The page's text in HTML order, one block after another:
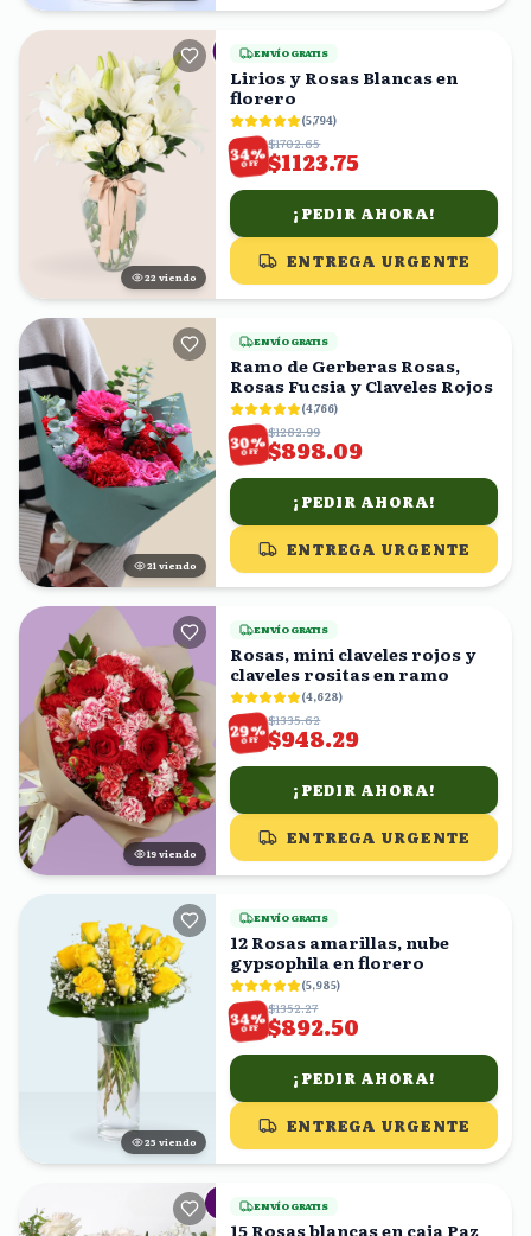
21 viendo
ENVÍO GRATIS
Lirios y Rosas Blancas en
florero
(5,794)
34%
OFF
$1702.65
$1123.75
¡PEDIR AHORA!
ENTREGA URGENTE
22 viendo
ENVÍO GRATIS
Ramo de Gerberas Rosas,
Rosas Fucsia y Claveles Rojos
(4,766)
30%
OFF
$1282.99
$898.09
¡PEDIR AHORA!
ENTREGA URGENTE
18 viendo
ENVÍO GRATIS
Rosas, mini claveles rojos y
claveles rositas en ramo
(4,628)
29%
OFF
$1335.62
$948.29
¡PEDIR AHORA!
ENTREGA URGENTE
24 viendo
ENVÍO GRATIS
12 Rosas amarillas, nube
gypsophila en florero
(5,985)
34%
OFF
$1352.27
$892.50
¡PEDIR AHORA!
ENTREGA URGENTE
ENVÍO GRATIS
15 Rosas blancas en caja Paz